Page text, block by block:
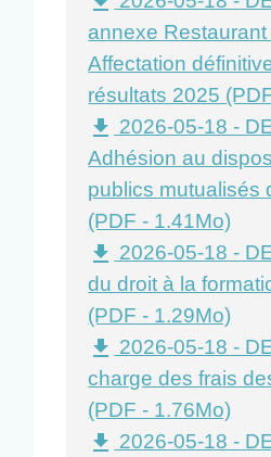
annexe
Affectation
résultats 2025
file_download 2026-05-18 -
Adhésion au
publics mutualisés
(PDF - 1.41Mo)
file_download 2026-05-18 -
du droit à la
(PDF - 1.29Mo)
file_download 2026-05-18 -
charge des frais
(PDF - 1.76Mo)
file_download 2026-05-18 -